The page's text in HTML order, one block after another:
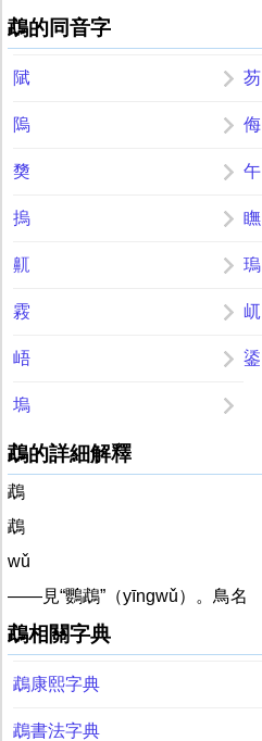
鵡的同音字
陚 芴
隖 侮
奦 午
摀 瞴
鼿 瑦
霚 屼
峿 鋈
塢
鵡的詳細解釋
鵡
鵡
wǔ
——見“鸚鵡”（yīngwǔ）。鳥名
鵡相關字典
鵡康熙字典
鵡書法字典